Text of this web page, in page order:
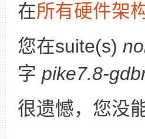
在所有硬件架
您在suite(s)
字 pike7.8-
很遗憾，您没